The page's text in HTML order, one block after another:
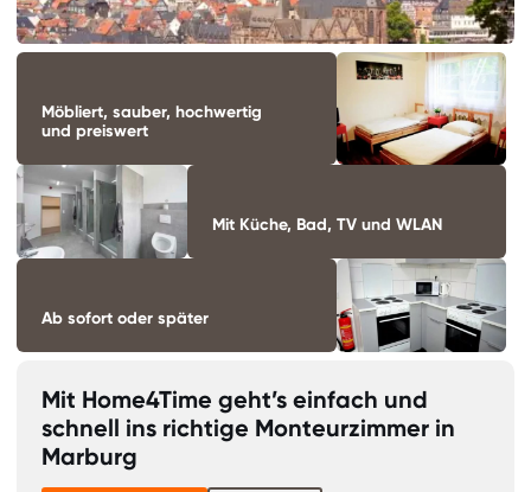
Möbliert, sauber, hochwertig
und preiswert
Mit Küche, Bad, TV und WLAN
Ab sofort oder später
Mit Home4Time geht’s einfach und
schnell ins richtige Monteurzimmer in
Marburg